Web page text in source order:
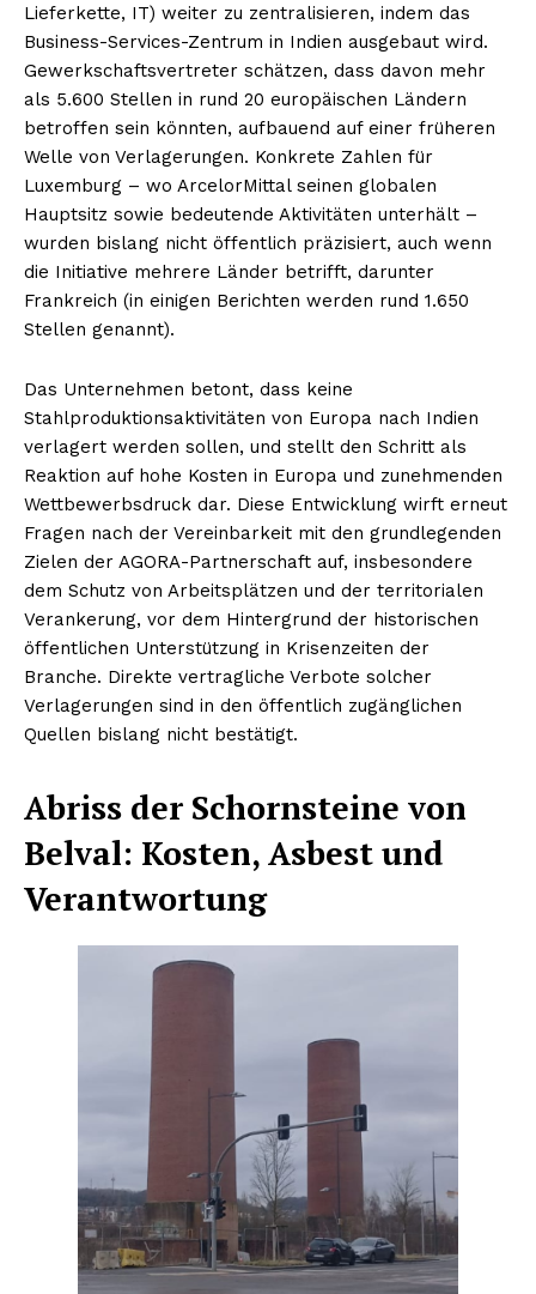
HELVILUX
ONLINE MEDIA
SUBSCRIBE NOW
HELVILUX
ONLINE MEDIA
SUBSCRIBE NOW
Lieferkette, IT) weiter zu zentralisieren, indem das
Business-Services-Zentrum in Indien ausgebaut wird.
Gewerkschaftsvertreter schätzen, dass davon mehr
als 5.600 Stellen in rund 20 europäischen Ländern
betroffen sein könnten, aufbauend auf einer früheren
Welle von Verlagerungen. Konkrete Zahlen für
Luxemburg – wo ArcelorMittal seinen globalen
Hauptsitz sowie bedeutende Aktivitäten unterhält –
wurden bislang nicht öffentlich präzisiert, auch wenn
die Initiative mehrere Länder betrifft, darunter
Frankreich (in einigen Berichten werden rund 1.650
Stellen genannt).
Das Unternehmen betont, dass keine
Stahlproduktionsaktivitäten von Europa nach Indien
verlagert werden sollen, und stellt den Schritt als
Reaktion auf hohe Kosten in Europa und zunehmenden
Wettbewerbsdruck dar. Diese Entwicklung wirft erneut
Fragen nach der Vereinbarkeit mit den grundlegenden
Zielen der AGORA-Partnerschaft auf, insbesondere
dem Schutz von Arbeitsplätzen und der territorialen
Verankerung, vor dem Hintergrund der historischen
öffentlichen Unterstützung in Krisenzeiten der
Branche. Direkte vertragliche Verbote solcher
Verlagerungen sind in den öffentlich zugänglichen
Quellen bislang nicht bestätigt.
Abriss der Schornsteine von
Belval: Kosten, Asbest und
Verantwortung